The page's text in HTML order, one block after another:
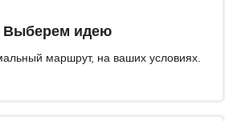
Выберем идею
маршрут, на ваших условиях.